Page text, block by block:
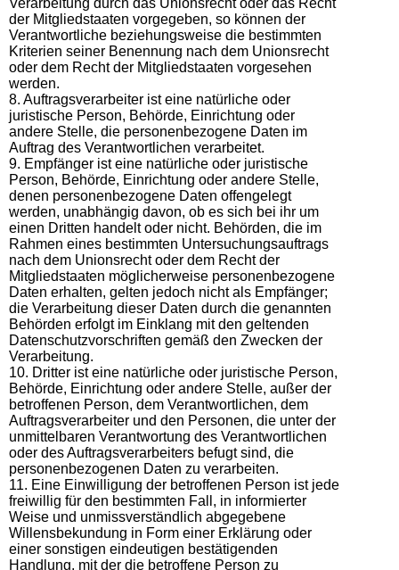
Verarbeitung durch das Unionsrecht oder das Recht
der Mitgliedstaaten vorgegeben, so können der
Verantwortliche beziehungsweise die bestimmten
Kriterien seiner Benennung nach dem Unionsrecht
oder dem Recht der Mitgliedstaaten vorgesehen
werden.
8. Auftragsverarbeiter ist eine natürliche oder
juristische Person, Behörde, Einrichtung oder
andere Stelle, die personenbezogene Daten im
Auftrag des Verantwortlichen verarbeitet.
9. Empfänger ist eine natürliche oder juristische
Person, Behörde, Einrichtung oder andere Stelle,
denen personenbezogene Daten offengelegt
werden, unabhängig davon, ob es sich bei ihr um
einen Dritten handelt oder nicht. Behörden, die im
Rahmen eines bestimmten Untersuchungsauftrags
nach dem Unionsrecht oder dem Recht der
Mitgliedstaaten möglicherweise personenbezogene
Daten erhalten, gelten jedoch nicht als Empfänger;
die Verarbeitung dieser Daten durch die genannten
Behörden erfolgt im Einklang mit den geltenden
Datenschutzvorschriften gemäß den Zwecken der
Verarbeitung.
10. Dritter ist eine natürliche oder juristische Person,
Behörde, Einrichtung oder andere Stelle, außer der
betroffenen Person, dem Verantwortlichen, dem
Auftragsverarbeiter und den Personen, die unter der
unmittelbaren Verantwortung des Verantwortlichen
oder des Auftragsverarbeiters befugt sind, die
personenbezogenen Daten zu verarbeiten.
11. Eine Einwilligung der betroffenen Person ist jede
freiwillig für den bestimmten Fall, in informierter
Weise und unmissverständlich abgegebene
Willensbekundung in Form einer Erklärung oder
einer sonstigen eindeutigen bestätigenden
Handlung, mit der die betroffene Person zu